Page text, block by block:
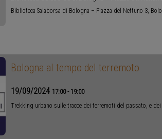
Biblioteca Salaborsa di Bologna – Piazza del Nettuno 3,
Bologna al tempo del terremoto
19/09/2024 17:00- 19:00
Trekking urbano sulle tracce dei terremoti del passato, e